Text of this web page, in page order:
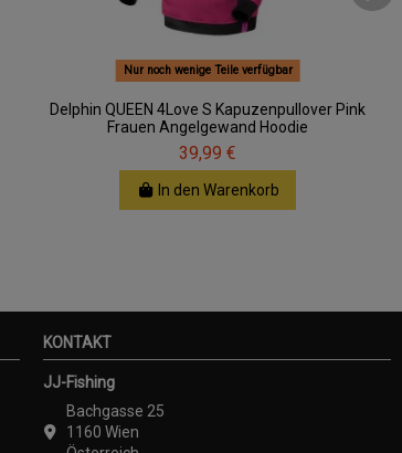
Nur noch wenige Teile verfügbar
Delphin QUEEN 4Love S Kapuzenpullover Pink
Frauen Angelgewand Hoodie
39,99 €
In den Warenkorb
KONTAKT
JJ-Fishing
Bachgasse 25
1160 Wien